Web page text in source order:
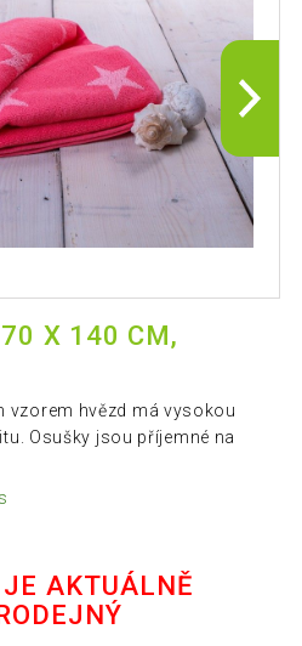
70 X 140 CM,
vzorem hvězd má vysokou
Osušky jsou příjemné na
JE AKTUÁLNĚ